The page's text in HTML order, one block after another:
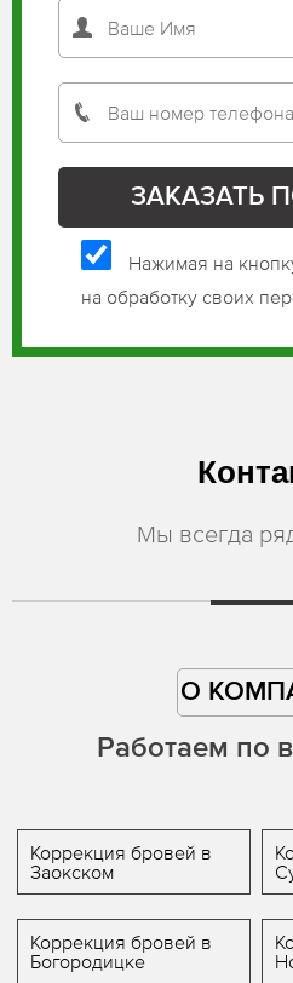
Нажимая на
на обработку своих
Мы всегда
О
Работаем по
Коррекция бровей в
Заокском
Коррекция бровей в
Богородицке